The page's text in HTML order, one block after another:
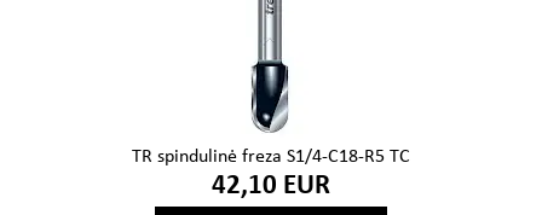
TR spindulinė freza S1/4-C18-R5 TC
42,10 EUR